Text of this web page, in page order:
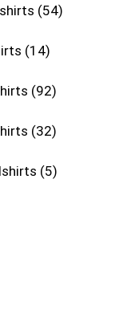
54
14
92
32
5